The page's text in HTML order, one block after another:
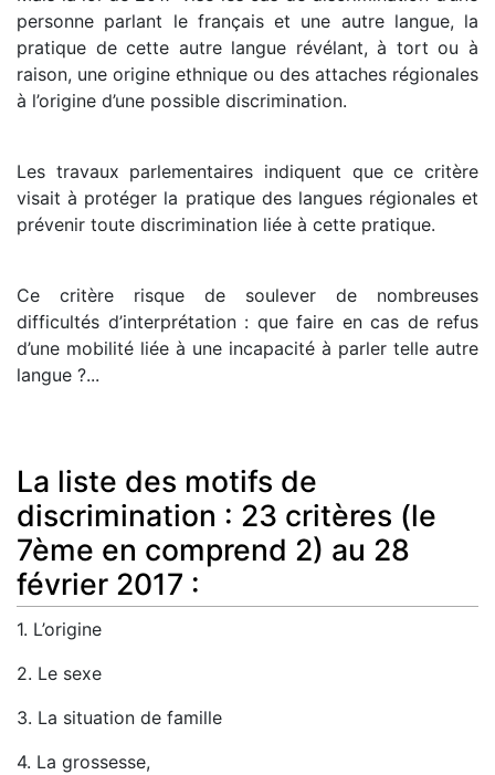
personne parlant le français et une autre langue, la
pratique de cette autre langue révélant, à tort ou à
raison, une origine ethnique ou des attaches régionales
à l’origine d’une possible discrimination.
Les travaux parlementaires indiquent que ce critère
visait à protéger la pratique des langues régionales et
prévenir toute discrimination liée à cette pratique.
Ce critère risque de soulever de nombreuses
difficultés d’interprétation : que faire en cas de refus
d’une mobilité liée à une incapacité à parler telle autre
langue ?...
La liste des motifs de
discrimination : 23 critères (le
7ème en comprend 2) au 28
février 2017 :
1. L’origine
2. Le sexe
3. La situation de famille
4. La grossesse,